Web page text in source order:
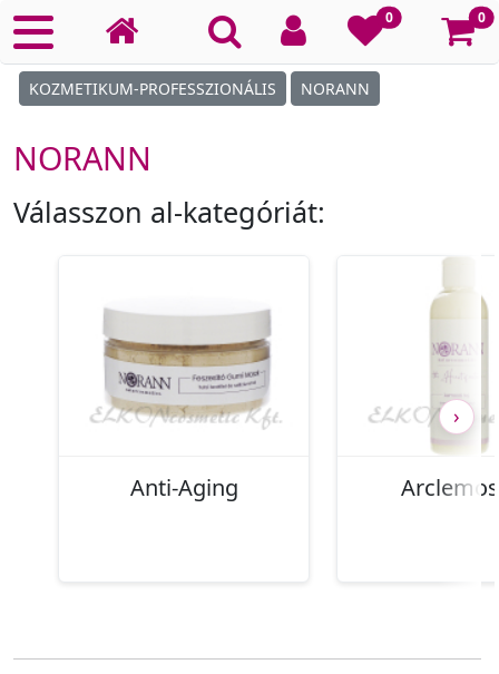
0 0
KOZMETIKUM-PROFESSZIONÁLIS NORANN
NORANN
Válasszon al-kategóriát:
Anti-Aging
›